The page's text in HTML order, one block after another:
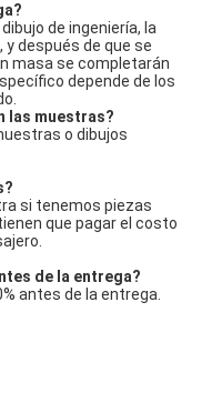
de ingeniería, la
después de que se
masa se completarán
depende de los
las muestras?
o dibujos
si tenemos piezas
que pagar el costo
de la entrega?
antes de la entrega.